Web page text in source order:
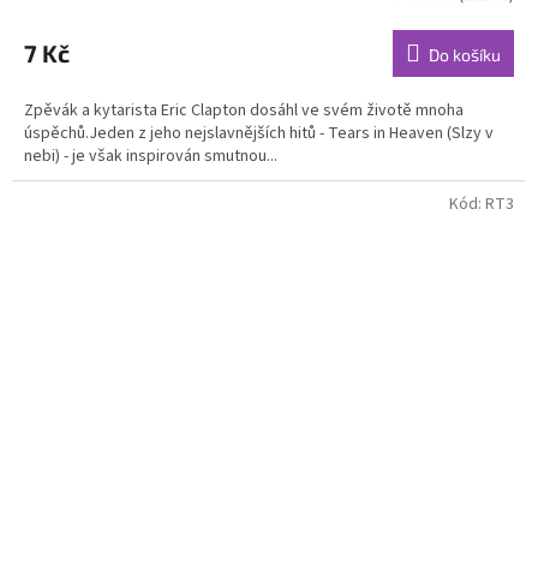
7 Kč Do košíku
Zpěvák a kytarista Eric Clapton dosáhl ve svém životě mnoha
úspěchů.Jeden z jeho nejslavnějších hitů - Tears in Heaven (Slzy v
nebi) - je však inspirován smutnou...
Kód: RT3